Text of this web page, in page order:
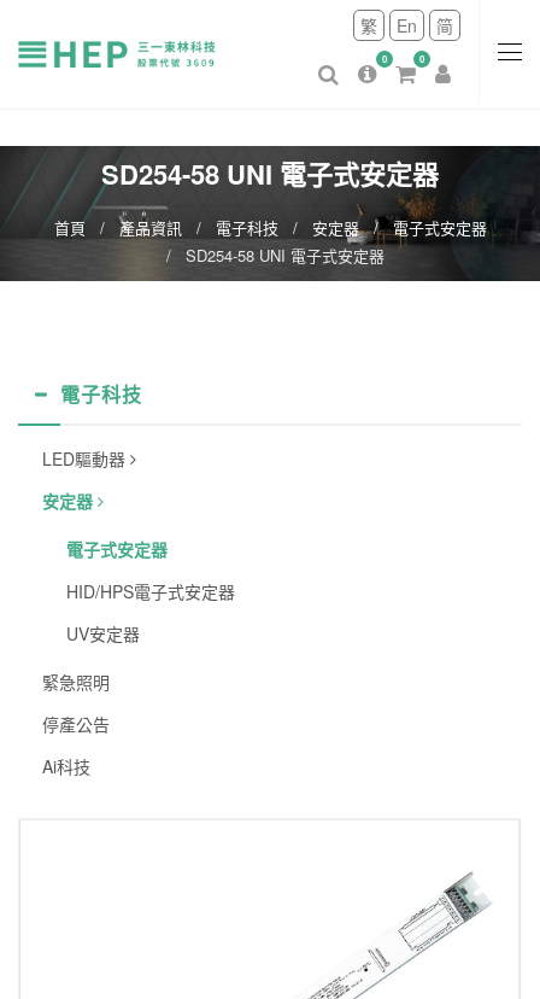
繁 En 简
0 0
SD254-58 UNI 電子式安定器
首頁 產品資訊 電子科技 安定器
電子式安定器
SD254-58 UNI 電子式安定器
電子科技
LED驅動器
安定器
電子式安定器
HID/HPS電子式安定器
UV安定器
緊急照明
停產公告
Ai科技